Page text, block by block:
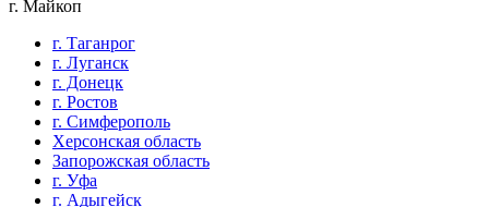
г. Майкоп
г. Таганрог
г. Луганск
г. Донецк
г. Ростов
г. Симферополь
Херсонская область
Запорожская область
г. Уфа
г. Адыгейск